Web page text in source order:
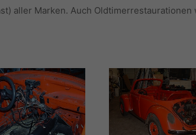
aller Marken. Auch